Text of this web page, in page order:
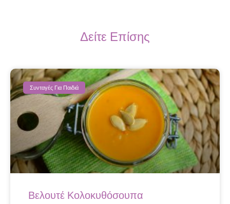
Δείτε Επίσης
Συνταγές Για Παιδιά
Βελουτέ Κολοκυθόσουπα